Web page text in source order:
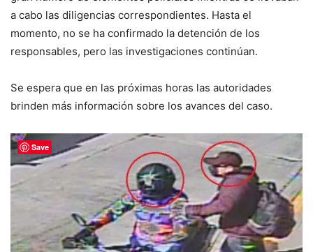
a cabo las diligencias correspondientes. Hasta el
momento, no se ha confirmado la detención de los
responsables, pero las investigaciones continúan.
Se espera que en las próximas horas las autoridades
brinden más información sobre los avances del caso.
Save